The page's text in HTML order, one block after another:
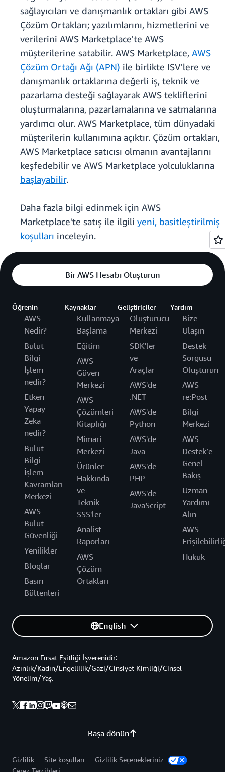
sağlayıcıları ve danışmanlık ortakları gibi AWS
Çözüm Ortakları; yazılımlarını, hizmetlerini ve
verilerini AWS Marketplace'te AWS
müşterilerine satabilir. AWS Marketplace, AWS
Çözüm Ortağı Ağı (APN) ile birlikte ISV'lere ve
danışmanlık ortaklarına değerli iş, teknik ve
pazarlama desteği sağlayarak AWS tekliflerini
oluşturmalarına, pazarlamalarına ve satmalarına
yardımcı olur. AWS Marketplace, tüm dünyadaki
müşterilerin kullanımına açıktır. Çözüm ortakları,
AWS Marketplace satıcısı olmanın avantajlarını
keşfedebilir ve AWS Marketplace yolculuklarına
başlayabilir.
Daha fazla bilgi edinmek için AWS
Marketplace'te satış ile ilgili yeni, basitleştirilmiş
koşulları inceleyin.
Bir AWS Hesabı Oluşturun
Öğrenin
AWS
Nedir?
Bulut
Bilgi
İşlem
nedir?
Etken
Yapay
Zeka
nedir?
Bulut
Bilgi
İşlem
Kavramları
Merkezi
AWS
Bulut
Güvenliği
Yenilikler
Bloglar
Basın
Bültenleri
Kaynaklar
Kullanmaya
Başlama
Eğitim
AWS
Güven
Merkezi
AWS
Çözümleri
Kitaplığı
Mimari
Merkezi
Ürünler
Hakkında
ve
Teknik
SSS'ler
Analist
Raporları
AWS
Çözüm
Ortakları
Geliştiriciler
Oluşturucu
Merkezi
SDK'ler
ve
Araçlar
AWS'de
.NET
AWS'de
Python
AWS'de
Java
AWS'de
PHP
AWS'de
JavaScript
Yardım
Bize
Ulaşın
Destek
Sorgusu
Oluşturun
AWS
re:Post
Bilgi
Merkezi
AWS
Destek’e
Genel
Bakış
Uzman
Yardımı
Alın
AWS
Hukuk
English
Başa dönün
Amazon Fırsat Eşitliği İşverenidir:
Azınlık/Kadın/Engellilik/Gazi/Cinsiyet Kimliği/Cinsel
Yönelim/Yaş.
Gizlilik Site koşulları
Gizlilik Seçenekleriniz